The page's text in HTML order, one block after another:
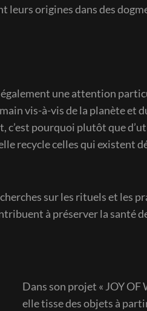
leurs origines dans des
une attention
vis-à-vis de la planète et
c’est pourquoi plutôt que
recycle celles qui existent
sur les rituels et les
à préserver la santé
Dans son projet « JOY
elle tisse des objets à